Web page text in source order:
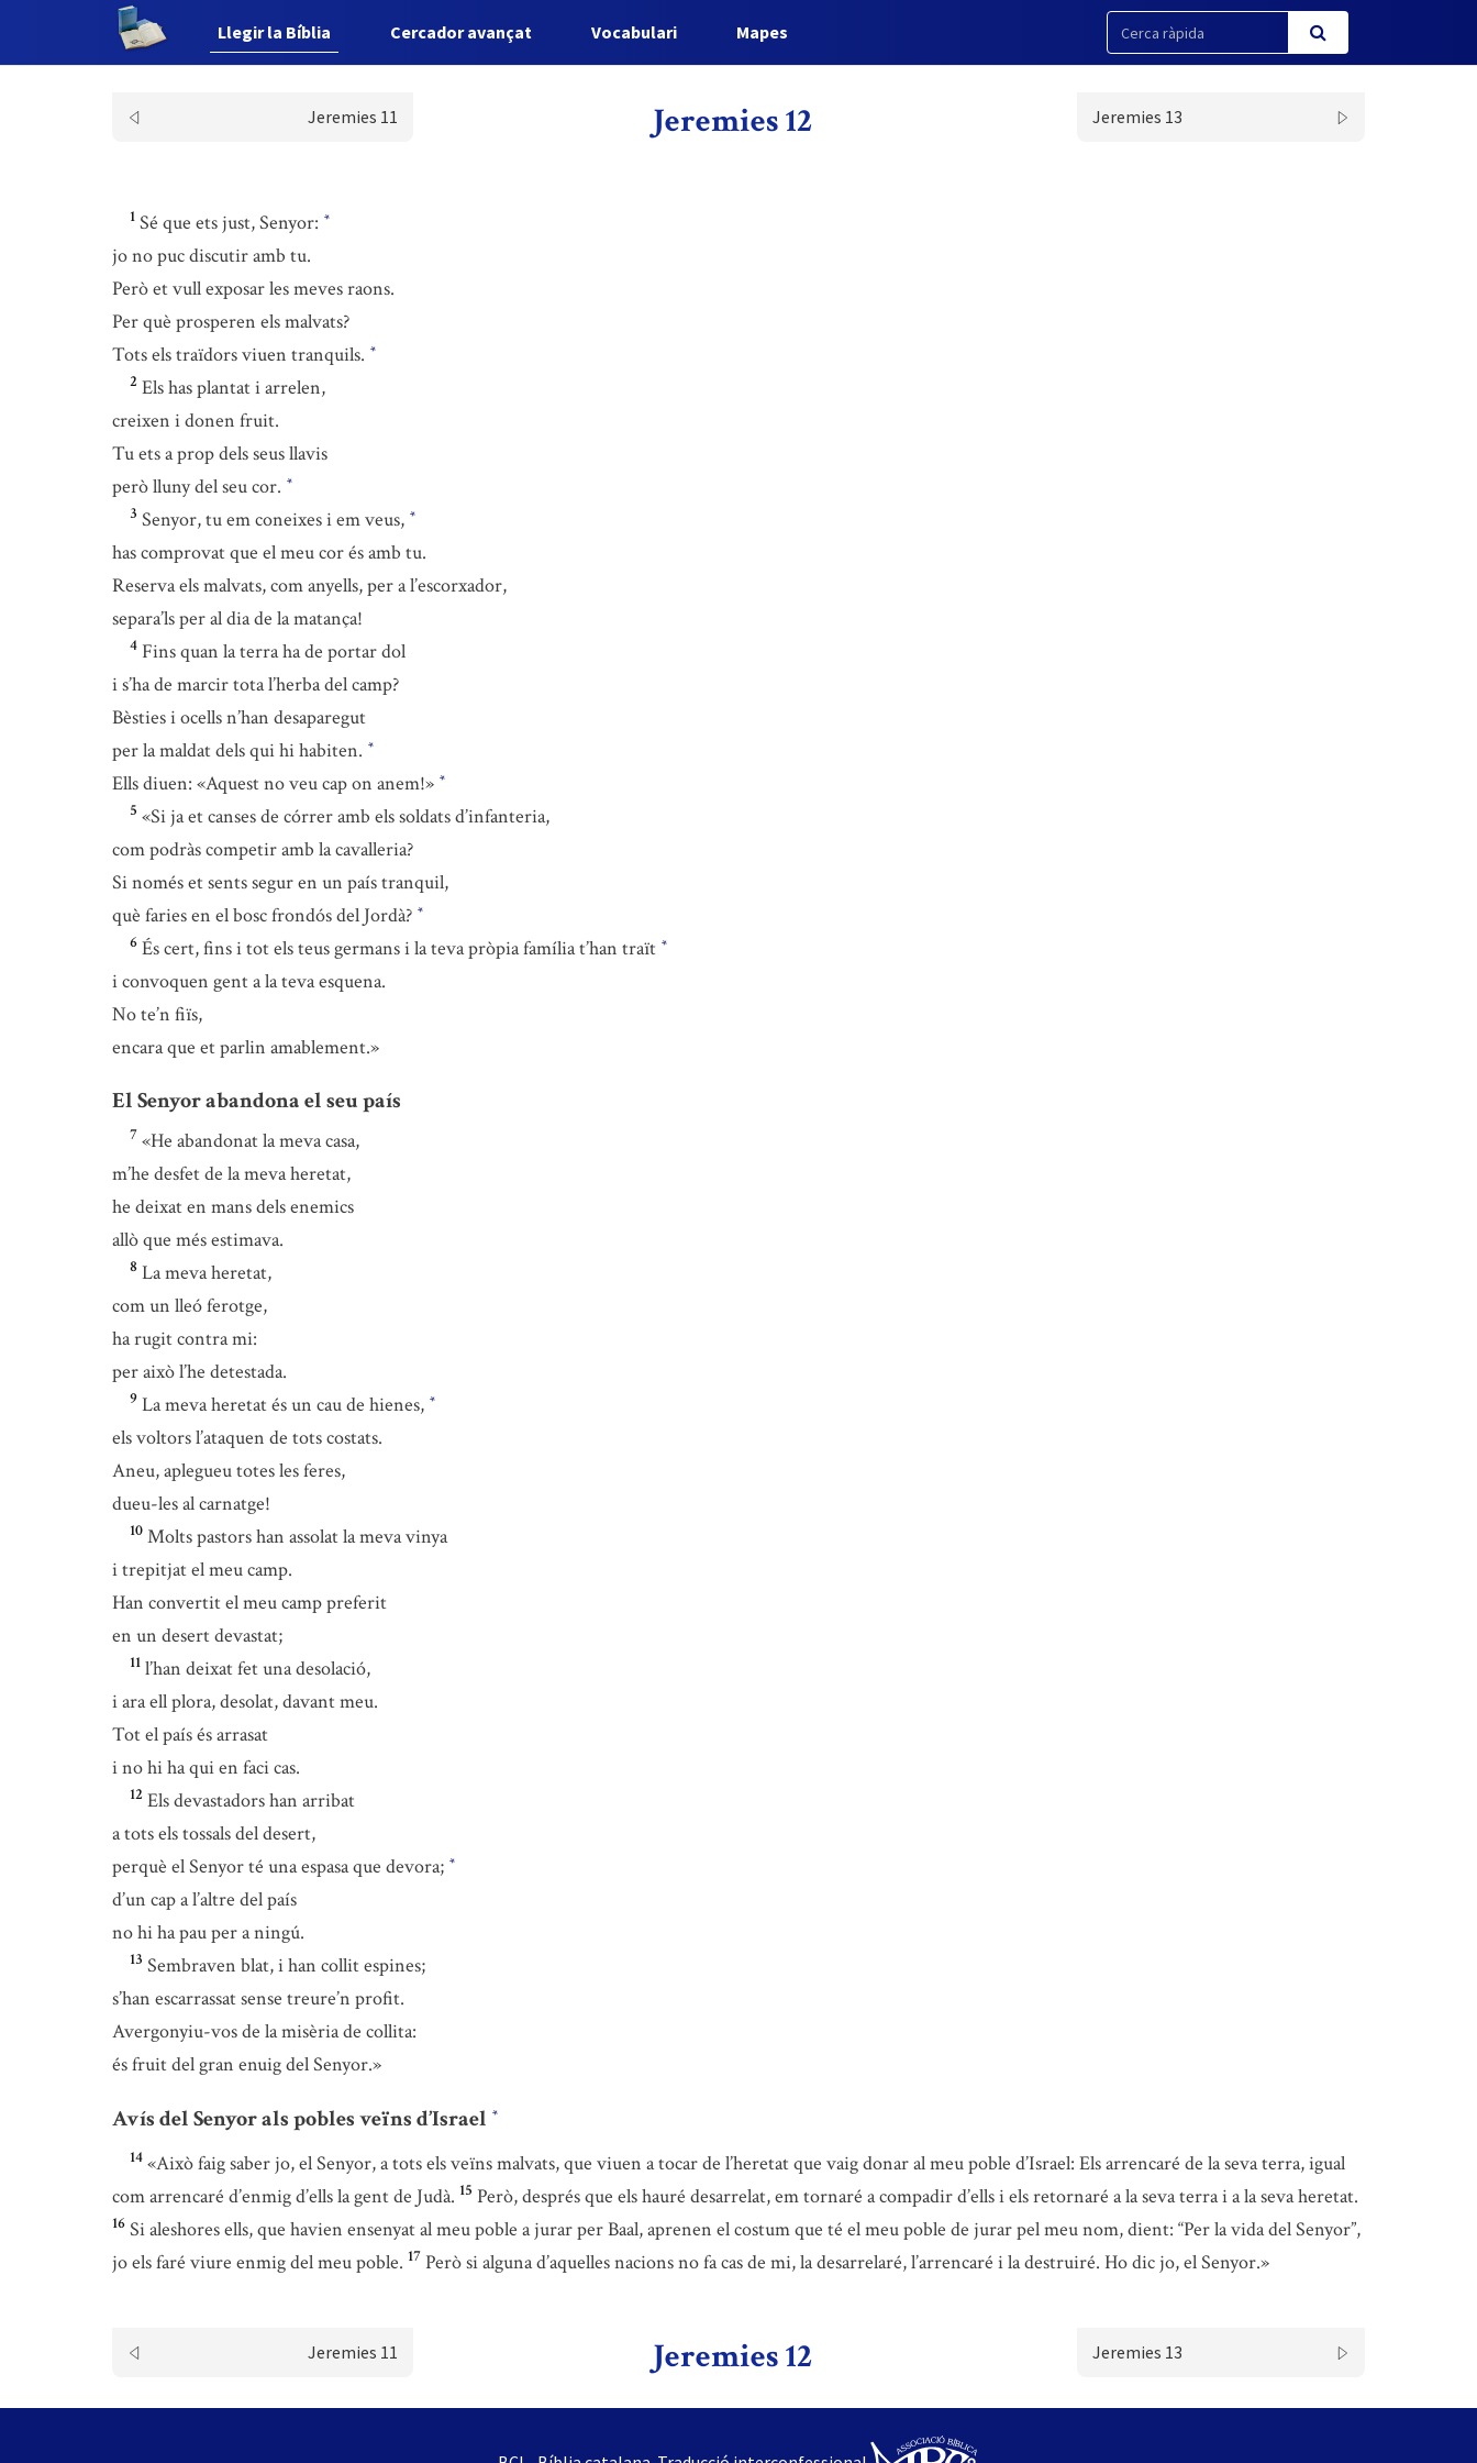
Llegir la Bíblia Cercador avançat Vocabulari Mapes
Jeremies 11 Jeremies 12 Jeremies 13
1 Sé que ets just, Senyor: *
jo no puc discutir amb tu.
Però et vull exposar les meves raons.
Per què prosperen els malvats?
Tots els traïdors viuen tranquils. *
2 Els has plantat i arrelen,
creixen i donen fruit.
Tu ets a prop dels seus llavis
però lluny del seu cor. *
3 Senyor, tu em coneixes i em veus, *
has comprovat que el meu cor és amb tu.
Reserva els malvats, com anyells, per a l’escorxador,
separa’ls per al dia de la matança!
4 Fins quan la terra ha de portar dol
i s’ha de marcir tota l’herba del camp?
Bèsties i ocells n’han desaparegut
per la maldat dels qui hi habiten. *
Ells diuen: «Aquest no veu cap on anem!» *
5 «Si ja et canses de córrer amb els soldats d’infanteria,
com podràs competir amb la cavalleria?
Si només et sents segur en un país tranquil,
què faries en el bosc frondós del Jordà? *
6 És cert, fins i tot els teus germans i la teva pròpia família t’han traït *
i convoquen gent a la teva esquena.
No te’n fiïs,
encara que et parlin amablement.»
El Senyor abandona el seu país
7 «He abandonat la meva casa,
m’he desfet de la meva heretat,
he deixat en mans dels enemics
allò que més estimava.
8 La meva heretat,
com un lleó ferotge,
ha rugit contra mi:
per això l’he detestada.
9 La meva heretat és un cau de hienes, *
els voltors l’ataquen de tots costats.
Aneu, aplegueu totes les feres,
dueu-les al carnatge!
10 Molts pastors han assolat la meva vinya
i trepitjat el meu camp.
Han convertit el meu camp preferit
en un desert devastat;
11 l’han deixat fet una desolació,
i ara ell plora, desolat, davant meu.
Tot el país és arrasat
i no hi ha qui en faci cas.
12 Els devastadors han arribat
a tots els tossals del desert,
perquè el Senyor té una espasa que devora; *
d’un cap a l’altre del país
no hi ha pau per a ningú.
13 Sembraven blat, i han collit espines;
s’han escarrassat sense treure’n profit.
Avergonyiu-vos de la misèria de collita:
és fruit del gran enuig del Senyor.»
Avís del Senyor als pobles veïns d’Israel *
14 «Això faig saber jo, el Senyor, a tots els veïns malvats, que viuen a tocar de l’heretat que vaig donar al meu poble d’Israel: Els arrencaré de la seva terra, igual
com arrencaré d’enmig d’ells la gent de Judà. 15 Però, després que els hauré desarrelat, em tornaré a compadir d’ells i els retornaré a la seva terra i a la seva heretat.
16 Si aleshores ells, que havien ensenyat al meu poble a jurar per Baal, aprenen el costum que té el meu poble de jurar pel meu nom, dient: “Per la vida del Senyor”,
jo els faré viure enmig del meu poble. 17 Però si alguna d’aquelles nacions no fa cas de mi, la desarrelaré, l’arrencaré i la destruiré. Ho dic jo, el Senyor.»
Jeremies 11 Jeremies 12 Jeremies 13